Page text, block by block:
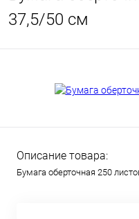
37,5/50 см
Описание товара:
Бумага оберточная 250